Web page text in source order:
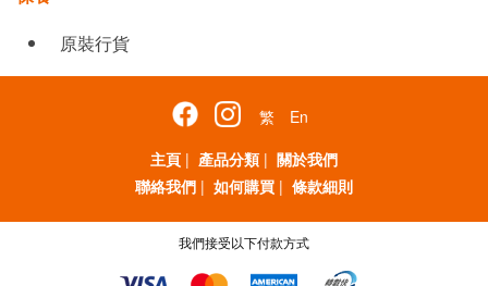
原裝行貨
繁
En
主頁 | 產品分類 | 關於我們
聯絡我們 | 如何購買 | 條款細則
我們接受以下付款方式